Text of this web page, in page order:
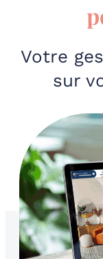
Votre
sur